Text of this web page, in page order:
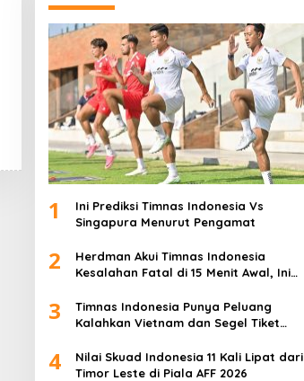
1
Ini Prediksi Timnas Indonesia Vs
Singapura Menurut Pengamat
2
Herdman Akui Timnas Indonesia
Kesalahan Fatal di 15 Menit Awal, Ini
3
Timnas Indonesia Punya Peluang
Kalahkan Vietnam dan Segel Tiket
4
Nilai Skuad Indonesia 11 Kali Lipat dari
Timor Leste di Piala AFF 2026